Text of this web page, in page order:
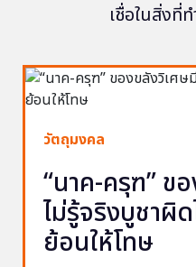
เชื่อในสิ่งที่
วัตถุมงคล
“นาค-ครุฑ” ข
ไม่รู้จริงบูชาผิ
ย้อนให้โทษ